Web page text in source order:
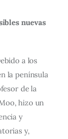
nuevas
a los
la península
de la
hizo un
y
y,